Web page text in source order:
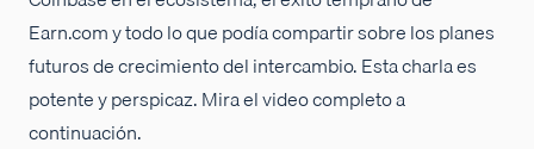
Earn.com y todo lo que podía compartir sobre los planes
futuros de crecimiento del intercambio. Esta charla es
potente y perspicaz. Mira el video completo a
continuación.